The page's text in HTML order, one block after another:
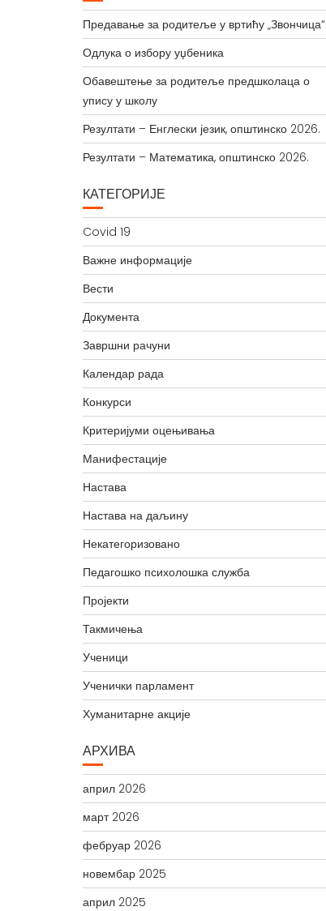
Предавање за родитеље у вртићу „Звончица“
Одлука о избору уџбеника
Обавештење за родитеље предшколаца о
упису у школу
Резултати – Енглески језик, општинско 2026.
Резултати – Математика, општинско 2026.
КАТЕГОРИЈЕ
Covid 19
Важне информације
Вести
Документа
Завршни рачуни
Календар рада
Конкурси
Критеријуми оцењивања
Манифестације
Настава
Настава на даљину
Некатегоризовано
Педагошко психолошка служба
Пројекти
Такмичења
Ученици
Ученички парламент
Хуманитарне акције
АРХИВА
април 2026
март 2026
фебруар 2026
новембар 2025
април 2025